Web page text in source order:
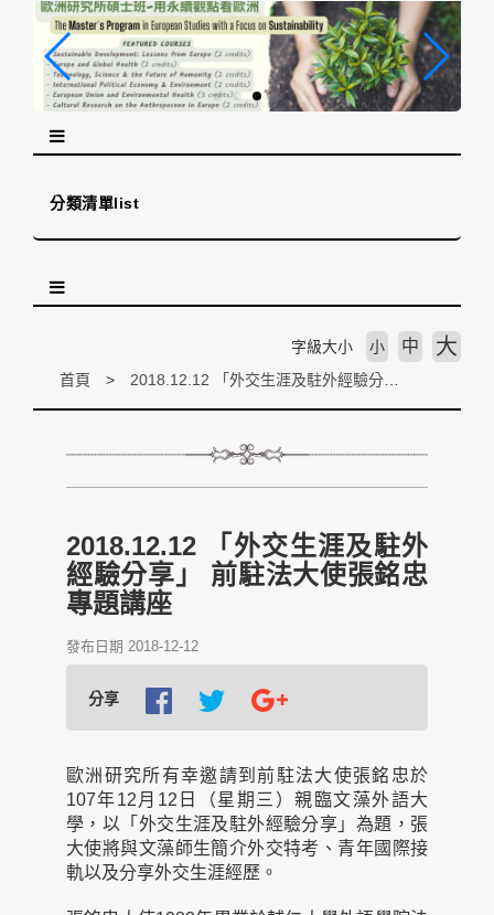
分類清單list
首頁
字級大小 小 中 大
2018.12.12 「外交生涯及駐外
經驗分享」 前駐法大使張銘忠
專題講座
發布日期 2018-12-12
分享
歐洲研究所有幸邀請到前駐法大使張銘忠於
107年12月12日（星期三）親臨文藻外語大
學，以「外交生涯及駐外經驗分享」為題，張
大使將與文藻師生簡介外交特考、青年國際接
軌以及分享外交生涯經歷。